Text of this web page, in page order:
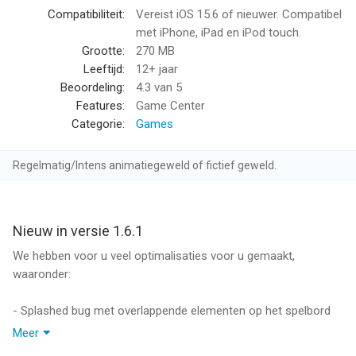
• zowel rechts- als linkshandige lay-outs
• Speciale bonussysteem invloed zijn op de uiteindelijke score
• Random aanbiedingen - elke hand is fris
• Ongelimiteerd herstellen
• Hints maken het gemakkelijk voor iedereen om te spelen
• Veel uitdagende prestaties
• Global leaderboards
• Het spel is vertaald in 7 talen
• Spelregels opgenomen in de toepassing
Of je raadsels op te lossen, is het niet?
Maak je geen zorgen, probeer deze eenvoudige, leuke en
verslavende kaartspel!
Als je van Free Cell, Hearts, Spider, TriPeaks, Diamond, Pyramid
Solitaire games of mahjong spelen, moet u zeker zult genieten
Compatibiliteit:
Vereist iOS 15.6 of nieuwer. Compatibel
met iPhone, iPad en iPod touch.
Grootte:
270 MB
Leeftijd:
12+ jaar
Beoordeling:
4.3 van 5
Features:
Game Center
Categorie:
Games
Regelmatig/Intens animatiegeweld of fictief geweld.
Nieuw in versie 1.6.1
We hebben voor u veel optimalisaties voor u gemaakt,
waaronder:
- Splashed bug met overlappende elementen op het spelbord
Meer